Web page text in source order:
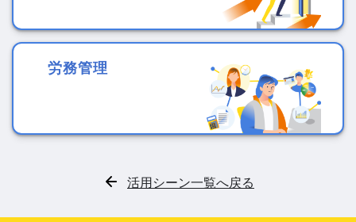
労務管理
活用シーン一覧へ戻る